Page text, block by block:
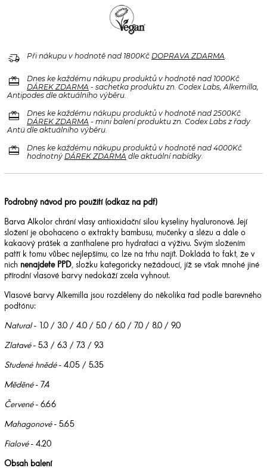
delivery_truck_speed Při nákupu v hodnotě nad 1800Kč DOPRAVA ZDARMA.
redeem
Dnes ke každému nákupu produktů v hodnotě nad 1000Kč
DÁREK ZDARMA - sachetka produktu zn. Codex Labs, Alkemilla,
Antipodes dle aktuálního výběru.
redeem
Dnes ke každému nákupu produktů v hodnotě nad 2500Kč
DÁREK ZDARMA - mini balení produktu zn. Codex Labs z řady
Antü dle aktuálního výběru.
redeem
Dnes ke každému nákupu produktů v hodnotě nad 4000Kč
hodnotný DÁREK ZDARMA dle aktuální nabídky.
Podrobný návod pro použití (odkaz na pdf)
Barva Alkolor chrání vlasy antioxidační silou kyseliny hyaluronové. Její
složení je obohaceno o extrakty bambusu, mučenky a slézu a dále o
kakaový prášek a zanthalene pro hydrataci a výživu. Svým složením
patří k tomu vůbec nejlepšímu, co lze na trhu najít. Dokládá to fakt, že v
nich nenajdete PPD, složku kategoricky nežádoucí, jíž se však mnohé jiné
přírodní vlasové barvy nedokáží zcela vyhnout.
Vlasové barvy Alkemilla jsou rozděleny do několika řad podle barevného
podtónu:
Natural- 1.0 / 3.0 / 4.0 / 5.0 / 6.0 / 7.0 / 8.0 / 9.0
Zlatavé- 5.3 / 6.3 / 7.3 / 9.3
Studené hnědé- 4.05 / 5.35
Měděné- 7.4
Červené- 6.66
Mahagonové- 5.65
Fialové- 4.20
Obsah balení